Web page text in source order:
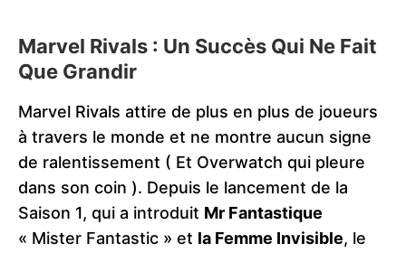
Marvel Rivals : Un Succès Qui Ne Fait
Que Grandir
Marvel Rivals attire de plus en plus de joueurs
à travers le monde et ne montre aucun signe
de ralentissement ( Et Overwatch qui pleure
dans son coin ). Depuis le lancement de la
Saison 1, qui a introduit Mr Fantastique
« Mister Fantastic » et la Femme Invisible, le